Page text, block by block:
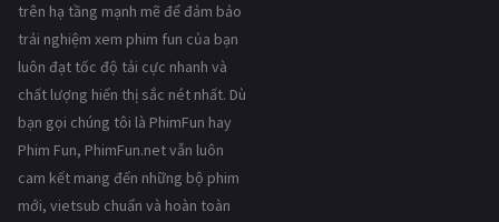
trên hạ tầng mạnh mẽ để đảm bảo
trải nghiệm xem phim fun của bạn
luôn đạt tốc độ tải cực nhanh và
chất lượng hiển thị sắc nét nhất. Dù
bạn gọi chúng tôi là PhimFun hay
Phim Fun, PhimFun.net vẫn luôn
cam kết mang đến những bộ phim
mới, vietsub chuẩn và hoàn toàn